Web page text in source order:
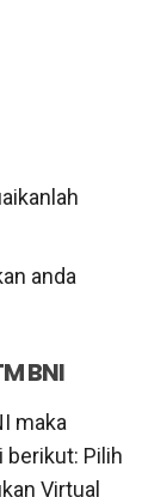
anda
BNI
maka
berikut: Pilih
Virtual